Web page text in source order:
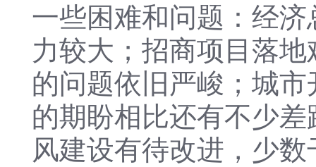
一些困难和问题：经
力较大；招商项目落
的问题依旧严峻；城
的期盼相比还有不少
风建设有待改进，少